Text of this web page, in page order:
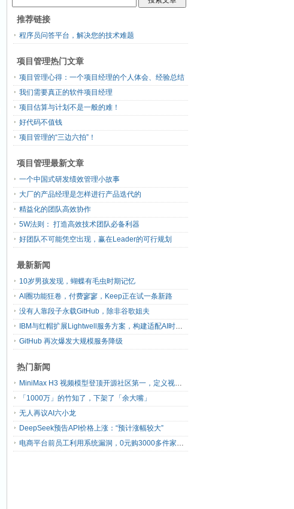
推荐链接
程序员问答平台，解决您的技术难题
项目管理热门文章
项目管理心得：一个项目经理的个人体会、经验总结
我们需要真正的软件项目经理
项目估算与计划不是一般的难！
好代码不值钱
项目管理的“三边六拍”！
项目管理最新文章
一个中国式研发绩效管理小故事
大厂的产品经理是怎样进行产品迭代的
精益化的团队高效协作
5W法则： 打造高效技术团队必备利器
好团队不可能凭空出现，赢在Leader的可行规划
最新新闻
10岁男孩发现，蝴蝶有毛虫时期记忆
AI圈功能狂卷，付费寥寥，Keep正在试一条新路
没有人靠段子永载GitHub，除非谷歌姐夫
IBM与红帽扩展Lightwell服务方案，构建适配AI时代开源生态的可信基础设施
GitHub 再次爆发大规模服务降级
热门新闻
MiniMax H3 视频模型登顶开源社区第一，定义视频模型领域“斩杀线”
「1000万」的竹知了，下架了「余大嘴」
无人再议AI六小龙
DeepSeek预告API价格上涨：“预计涨幅较大”
电商平台前员工利用系统漏洞，0元购3000多件家电！